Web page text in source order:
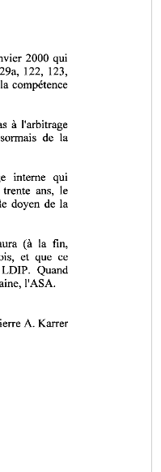
janvier 2000
la
compdtence
a
la
qui
le
la
(a
ce
de la Quand
marraine,
Dr. Pierre A. Karrer
123,
la
qui
le
fin,